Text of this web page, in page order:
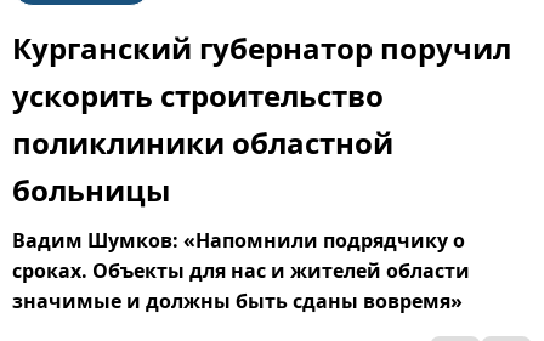
Курганский губернатор поручил
ускорить строительство
поликлиники областной
больницы
Вадим Шумков: «Напомнили подрядчику о
сроках. Объекты для нас и жителей области
значимые и должны быть сданы вовремя»